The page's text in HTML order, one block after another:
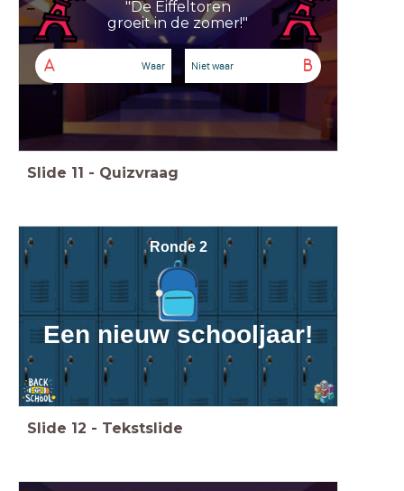
"De Eiffeltoren
groeit in de zomer!"
A Waar B
Niet waar
Slide 11 - Quizvraag
Ronde 2
Een nieuw schooljaar!
Slide 12 - Tekstslide